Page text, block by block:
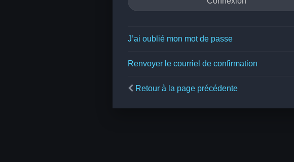
J’ai oublié mon mot de passe
Renvoyer le courriel de confirmation
Retour à la page précédente